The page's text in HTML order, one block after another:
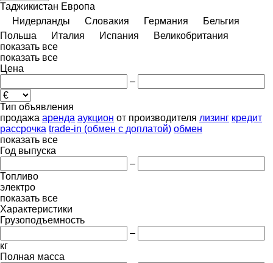
Таджикистан Европа
Нидерланды
Словакия Германия
Бельгия
Польша
Италия Испания
Великобритания
показать все
показать все
Цена
–
Тип объявления
продажа аренда аукцион от производителя лизинг кредит
рассрочка trade-in (обмен с доплатой) обмен
показать все
Год выпуска
–
Топливо
электро
показать все
Характеристики
Грузоподъемность
–
кг
Полная масса